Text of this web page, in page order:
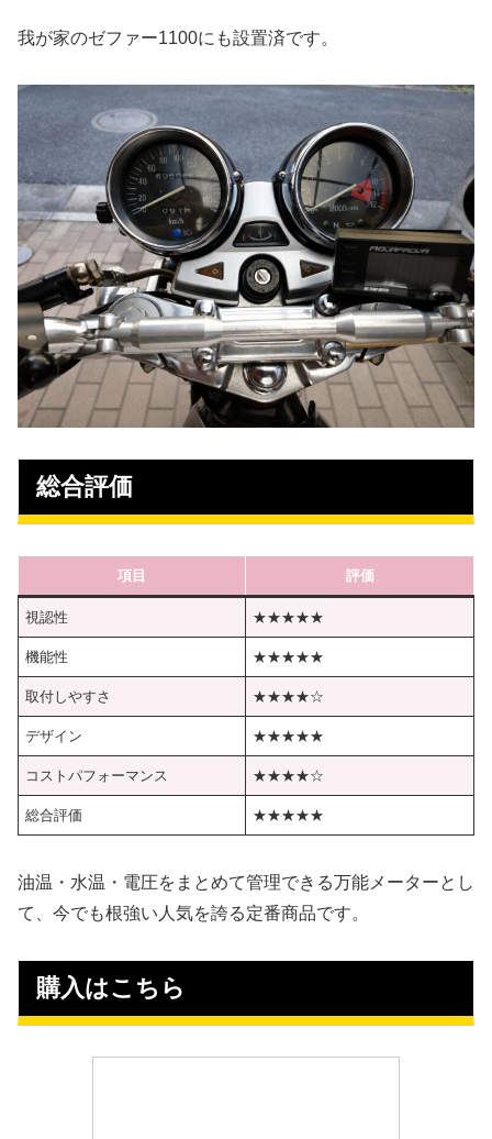
我が家のゼファー1100にも設置済です。
総合評価
項目 評価
視認性 ★★★★★
機能性 ★★★★★
取付しやすさ ★★★★☆
デザイン ★★★★★
コストパフォーマンス ★★★★☆
総合評価 ★★★★★
油温・水温・電圧をまとめて管理できる万能メーターとし
て、今でも根強い人気を誇る定番商品です。
購入はこちら